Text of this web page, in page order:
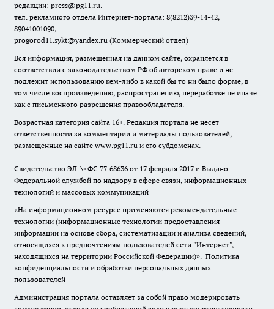
редакции: press@pg11.ru.
тел. рекламного отдела Интернет-портала: 8(8212)39-14-42,
89041001090,
progorod11.sykt@yandex.ru (Коммерческий отдел)
Вся информация, размещенная на данном сайте, охраняется в
соответствии с законодательством РФ об авторском праве и не
подлежит использованию кем-либо в какой бы то ни было форме, в
том числе воспроизведению, распространению, переработке не иначе
как с письменного разрешения правообладателя.
Возрастная категория сайта 16+. Редакция портала не несет
ответственности за комментарии и материалы пользователей,
размещенные на сайте www.pg11.ru и его субдоменах.
Свидетельство ЭЛ № ФС 77-68636 от 17 февраля 2017 г. Выдано
Федеральной службой по надзору в сфере связи, информационных
технологий и массовых коммуникаций
«На информационном ресурсе применяются рекомендательные
технологии (информационные технологии предоставления
информации на основе сбора, систематизации и анализа сведений,
относящихся к предпочтениям пользователей сети "Интернет",
находящихся на территории Российской Федерации)». Политика
конфиденциальности и обработки персональных данных
пользователей
Администрация портала оставляет за собой право модерировать